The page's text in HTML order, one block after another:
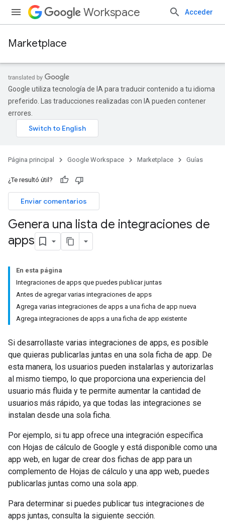
Workspace Acceder
Marketplace
Google utiliza tecnología de IA para traducir contenido a tu idioma
preferido. Las traducciones realizadas con IA pueden contener
errores.
Página principal Google Workspace Marketplace Guías
¿Te resultó útil?
Enviar comentarios
Genera una lista de integraciones de
apps
En esta página
Integraciones de apps que puedes publicar juntas
Antes de agregar varias integraciones de apps
Agrega varias integraciones de apps a una ficha de app nueva
Agrega integraciones de apps a una ficha de app existente
Si desarrollaste varias integraciones de apps, es posible
que quieras publicarlas juntas en una sola ficha de app. De
esta manera, los usuarios pueden instalarlas y autorizarlas
al mismo tiempo, lo que proporciona una experiencia del
usuario más fluida y te permite aumentar la cantidad de
usuarios más rápido, ya que todas las integraciones se
instalan desde una sola ficha.
Por ejemplo, si tu app ofrece una integración específica
con Hojas de cálculo de Google y está disponible como una
app web, en lugar de crear dos fichas de app para un
complemento de Hojas de cálculo y una app web, puedes
publicarlas juntas como una sola app.
Para determinar si puedes publicar tus integraciones de
apps juntas, consulta la siguiente sección.